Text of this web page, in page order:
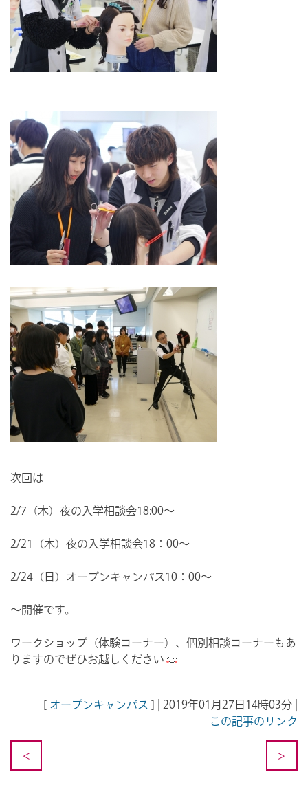
次回は
2/7（木）夜の入学相談会18:00～
2/21（木）夜の入学相談会18：00～
2/24（日）オープンキャンパス10：00～
～開催です。
ワークショップ（体験コーナー）、個別相談コーナーもあ
りますのでぜひお越しください
[ オープンキャンパス ] | 2019年01月27日14時03分 |
この記事のリンク
< >